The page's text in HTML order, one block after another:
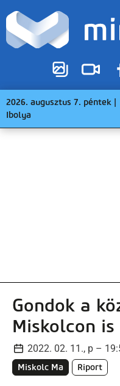
2026. augusztus 7. péntek |
Ibolya
Gondok a
Miskolcon is
2022. 02. 11., p –
Miskolc Ma Riport